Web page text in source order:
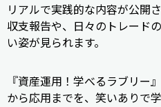
リアルで実践的な内容が公開
収支報告や、日々のトレード
い姿が見られます。
『資産運用！学べるラブリー
から応用までを、笑いありで